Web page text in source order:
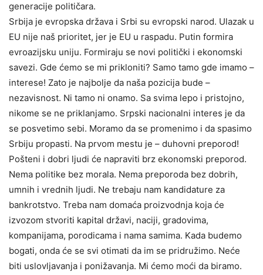
generacije političara.
Srbija je evropska država i Srbi su evropski narod. Ulazak u
EU nije naš prioritet, jer je EU u raspadu. Putin formira
evroazijsku uniju. Formiraju se novi politički i ekonomski
savezi. Gde ćemo se mi prikloniti? Samo tamo gde imamo –
interese! Zato je najbolje da naša pozicija bude –
nezavisnost. Ni tamo ni onamo. Sa svima lepo i pristojno,
nikome se ne priklanjamo. Srpski nacionalni interes je da
se posvetimo sebi. Moramo da se promenimo i da spasimo
Srbiju propasti. Na prvom mestu je – duhovni preporod!
Pošteni i dobri ljudi će napraviti brz ekonomski preporod.
Nema politike bez morala. Nema preporoda bez dobrih,
umnih i vrednih ljudi. Ne trebaju nam kandidature za
bankrotstvo. Treba nam domaća proizvodnja koja će
izvozom stvoriti kapital državi, naciji, gradovima,
kompanijama, porodicama i nama samima. Kada budemo
bogati, onda će se svi otimati da im se pridružimo. Neće
biti uslovljavanja i ponižavanja. Mi ćemo moći da biramo.